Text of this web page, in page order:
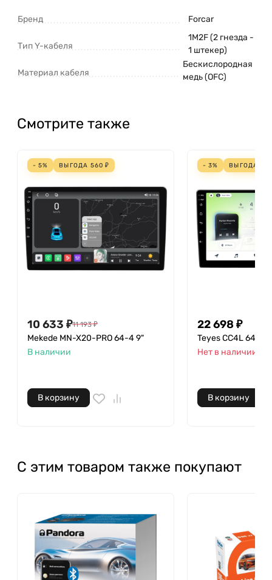
Бренд Forcar
Тип Y-кабеля
1M2F (2 гнезда -
1 штекер)
Материал кабеля
Бескислородная
медь (OFC)
Смотрите также
- 5% ВЫГОДА 560 ₽
10 633 ₽11 193 ₽
Mekede MN-X20-PRO 64-4 9"
В наличии
В корзину
- 3% ВЫГОДА
22 698 ₽
Teyes CC4L 64-6
Нет в наличии
В корзину
С этим товаром также покупают